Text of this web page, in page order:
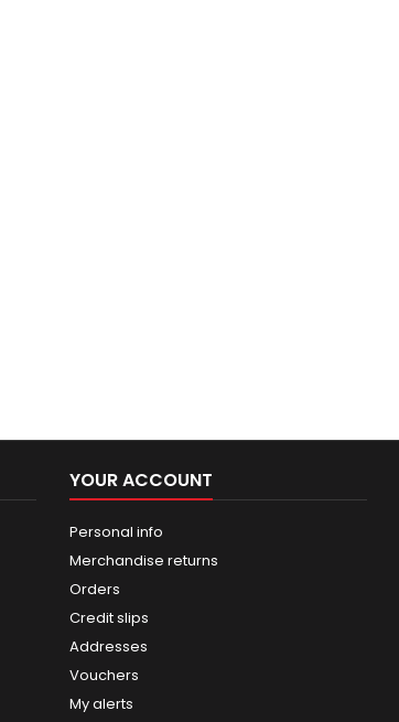
YOUR ACCOUNT
Personal info
Merchandise returns
Orders
Credit slips
Addresses
Vouchers
My alerts